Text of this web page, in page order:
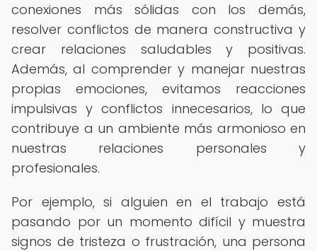
conexiones más sólidas con los demás,
resolver conflictos de manera constructiva y
crear relaciones saludables y positivas.
Además, al comprender y manejar nuestras
propias emociones, evitamos reacciones
impulsivas y conflictos innecesarios, lo que
contribuye a un ambiente más armonioso en
nuestras relaciones personales y
profesionales.
Por ejemplo, si alguien en el trabajo está
pasando por un momento difícil y muestra
signos de tristeza o frustración, una persona